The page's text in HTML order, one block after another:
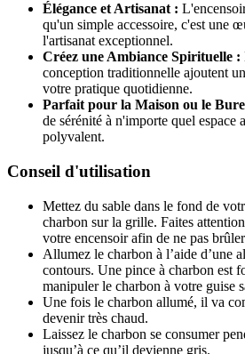
Élégance et Artisanat :
qu'un simple accessoire, c'est une
l'artisanat exceptionnel.
Créez une Ambiance Spirituelle :
conception traditionnelle ajoutent
votre pratique quotidienne.
Parfait pour la Maison ou le
de sérénité à n'importe quel espace
polyvalent.
Conseil d'utilisation
Mettez du sable dans le fond de
charbon sur la grille. Faites
votre encensoir afin de ne pas
Allumez le charbon à l’aide d’une
contours. Une pince à charbon est
manipuler le charbon à votre guise
Une fois le charbon allumé, il va
devenir très chaud.
Laissez le charbon se consumer
jusqu’à ce qu’il devienne gris.